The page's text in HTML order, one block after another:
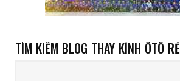
TÌM KIẾM BLOG THAY KÍNH ÔTÔ RẺ